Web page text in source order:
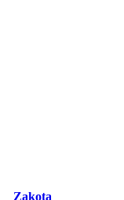
Zakota